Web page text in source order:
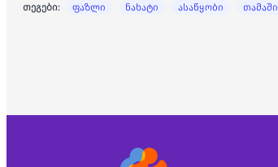
თეგები: ფაზლი ნახატი ასაწყობი თამაში